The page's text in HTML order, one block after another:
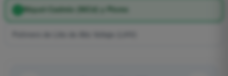
Níquel-Cadmio (NiCd) y Plomo